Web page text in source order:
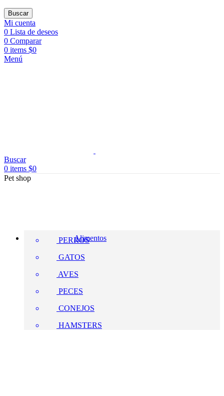
Buscar
Mi cuenta
0 Lista de deseos
0 Comparar
0 items $0
Menú
Buscar
0 items $0
Pet shop
Alimentos
PERROS
GATOS
AVES
PECES
CONEJOS
HAMSTERS